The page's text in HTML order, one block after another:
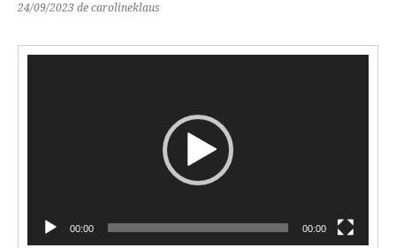
24/09/2023 de carolineklaus
00:00 00:00